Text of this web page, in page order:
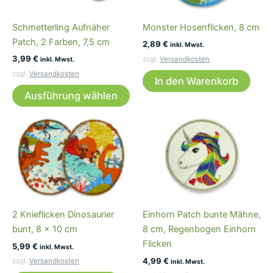
Schmetterling Aufnäher
Patch, 2 Farben, 7,5 cm
3,99 € inkl. Mwst.
zzgl. Versandkosten
Ausführung wählen
Dieses
Produkt
Varianten
Produktseite
gewählt
Monster Hosenflicken, 8 cm
2,89 € inkl. Mwst.
zzgl. Versandkosten
In den Warenkorb
2 Knieflicken Dinosaurier
bunt, 8 x 10 cm
5,99 € inkl. Mwst.
zzgl. Versandkosten
Einhorn Patch bunte Mähne,
8 cm, Regenbogen Einhorn
Flicken
4,99 € inkl. Mwst.